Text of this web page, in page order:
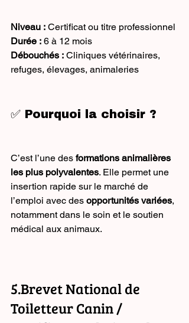
Niveau : Certificat ou titre professionnel
Durée : 6 à 12 mois
Débouchés : Cliniques vétérinaires,
refuges, élevages, animaleries
✅ Pourquoi la choisir ?
C’est l’une des formations animalières
les plus polyvalentes. Elle permet une
insertion rapide sur le marché de
l’emploi avec des opportunités variées,
notamment dans le soin et le soutien
médical aux animaux.
5.Brevet National de
Toiletteur Canin /